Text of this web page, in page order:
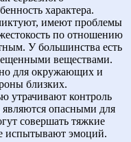
характера.
имеют проблемы
по отношению
У большинства есть
веществами.
для окружающих и
близких.
утрачивают контроль
опасными для
совершать тяжкие
испытывают эмоций.